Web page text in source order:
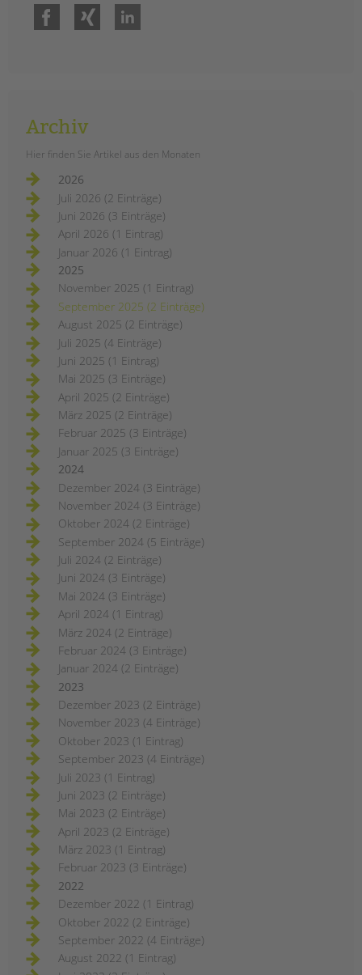
Facebook
Archiv
Hier finden Sie Artikel aus den Monaten
2026
Juli 2026 (2 Einträge)
Juni 2026 (3 Einträge)
April 2026 (1 Eintrag)
Januar 2026 (1 Eintrag)
2025
November 2025 (1 Eintrag)
September 2025 (2 Einträge)
August 2025 (2 Einträge)
Juli 2025 (4 Einträge)
Juni 2025 (1 Eintrag)
Mai 2025 (3 Einträge)
April 2025 (2 Einträge)
März 2025 (2 Einträge)
Februar 2025 (3 Einträge)
Januar 2025 (3 Einträge)
2024
Dezember 2024 (3 Einträge)
November 2024 (3 Einträge)
Oktober 2024 (2 Einträge)
September 2024 (5 Einträge)
Juli 2024 (2 Einträge)
Juni 2024 (3 Einträge)
Mai 2024 (3 Einträge)
April 2024 (1 Eintrag)
März 2024 (2 Einträge)
Februar 2024 (3 Einträge)
Januar 2024 (2 Einträge)
2023
Dezember 2023 (2 Einträge)
November 2023 (4 Einträge)
Oktober 2023 (1 Eintrag)
September 2023 (4 Einträge)
Juli 2023 (1 Eintrag)
Juni 2023 (2 Einträge)
Mai 2023 (2 Einträge)
April 2023 (2 Einträge)
März 2023 (1 Eintrag)
Februar 2023 (3 Einträge)
2022
Dezember 2022 (1 Eintrag)
Oktober 2022 (2 Einträge)
September 2022 (4 Einträge)
August 2022 (1 Eintrag)